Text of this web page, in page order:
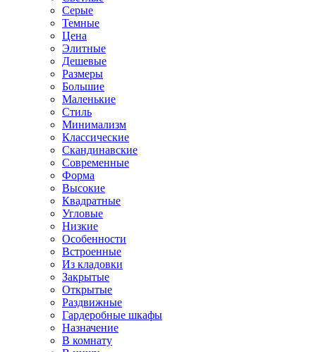
Серые
Темные
Цена
Элитные
Дешевые
Размеры
Большие
Маленькие
Стиль
Минимализм
Классические
Скандинавские
Современные
Форма
Высокие
Квадратные
Угловые
Низкие
Особенности
Встроенные
Из кладовки
Закрытые
Открытые
Раздвижные
Гардеробные шкафы
Назначение
В комнату